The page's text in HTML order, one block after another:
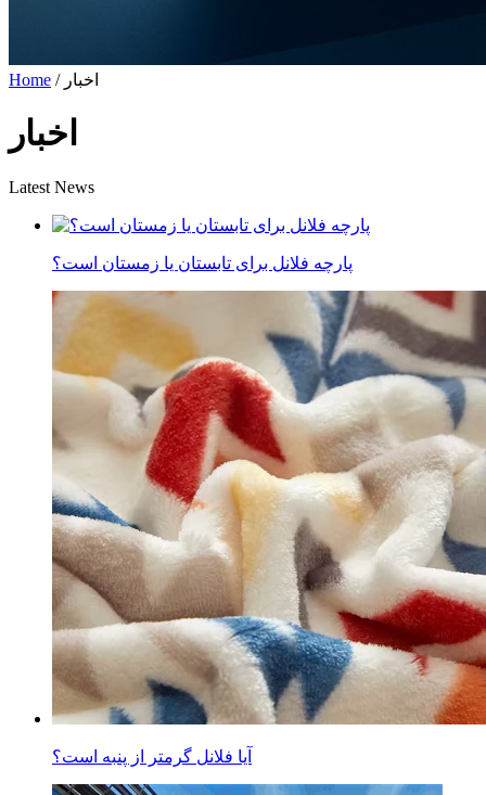
Home / اخبار
اخبار
Latest News
پارچه فلانل برای تابستان یا زمستان است؟
آیا فلانل گرمتر از پنبه است؟